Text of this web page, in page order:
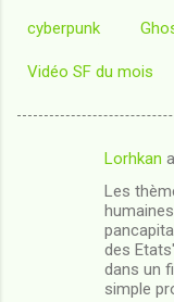
cyberpunk
Vidéo SF du mois
Lorhkan
Les
des
dans un
simple